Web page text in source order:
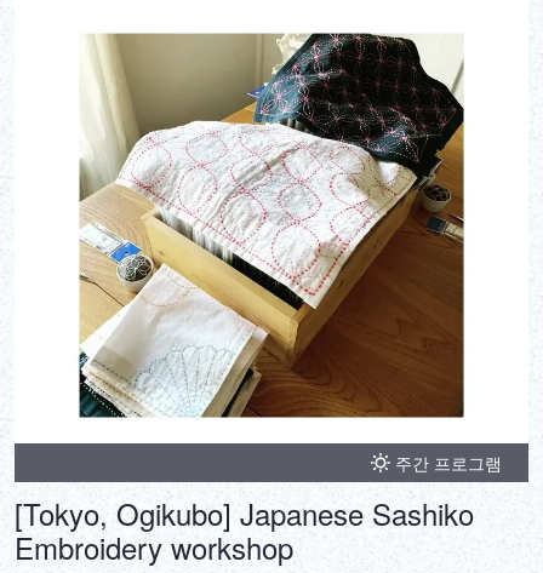
주간 프로그램
[Tokyo, Ogikubo] Japanese Sashiko
Embroidery workshop